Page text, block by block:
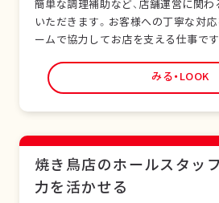
簡単な調理補助など、店舗運営に関
いただきます。お客様への丁寧な対
ームで協力してお店を支える仕事です
す。未経験の方でも研修制度があり、
基礎から学べます。正社員として安定
的なキャリア形成が可能です。シフ
みる・LOOK
焼き鳥店のホールスタッ
力を活かせる